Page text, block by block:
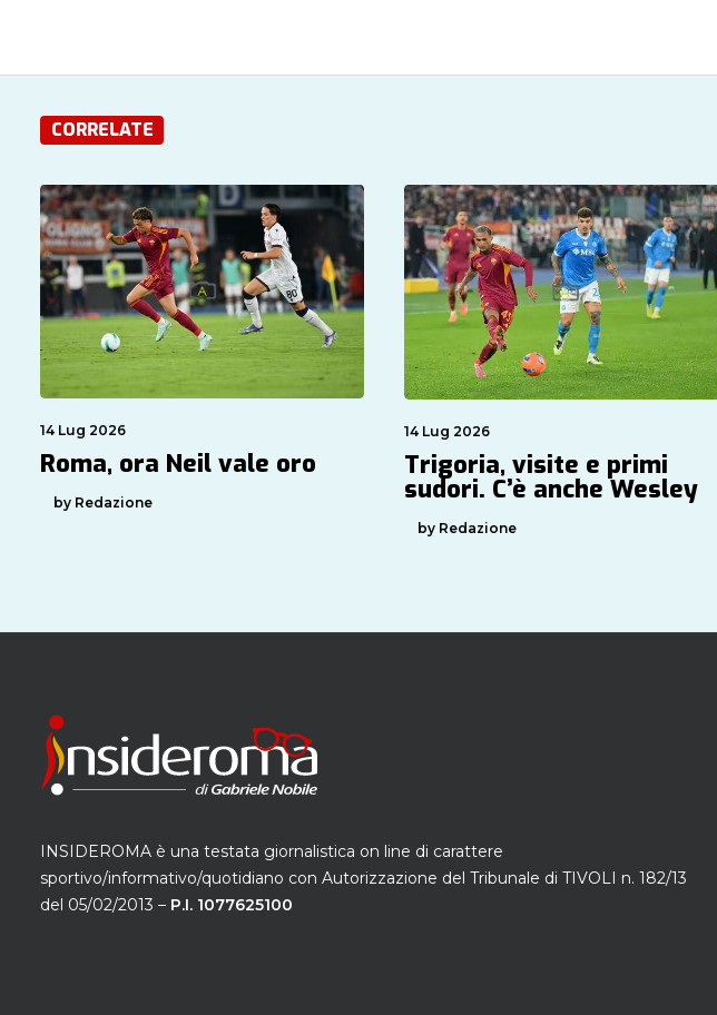
CORRELATE
14 Lug 2026
Roma, ora Neil vale oro
by Redazione
14 Lug 2026
Trigoria, visite e primi
sudori. C’è anche Wesley
by Redazione
INSIDEROMA è una testata giornalistica on line di carattere
sportivo/informativo/quotidiano con Autorizzazione del Tribunale di TIVOLI n. 182/13
del 05/02/2013 – P.I. 1077625100